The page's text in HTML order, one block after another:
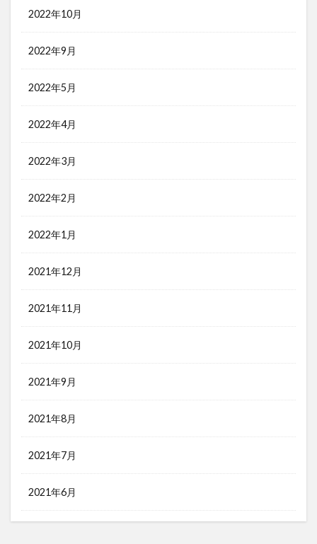
2022年10月
2022年9月
2022年5月
2022年4月
2022年3月
2022年2月
2022年1月
2021年12月
2021年11月
2021年10月
2021年9月
2021年8月
2021年7月
2021年6月